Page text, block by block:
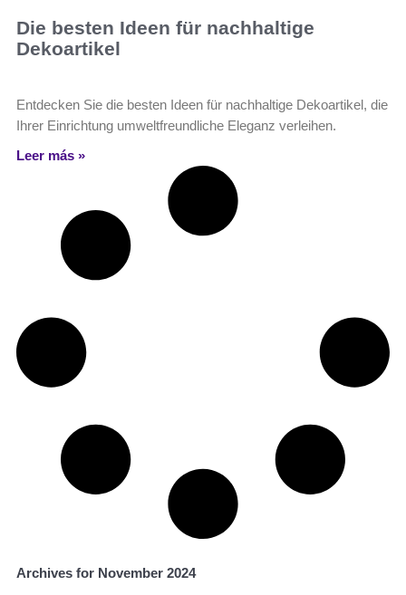
Die besten Ideen für nachhaltige
Dekoartikel
Entdecken Sie die besten Ideen für nachhaltige Dekoartikel, die
Ihrer Einrichtung umweltfreundliche Eleganz verleihen.
Leer más »
Archives for November 2024